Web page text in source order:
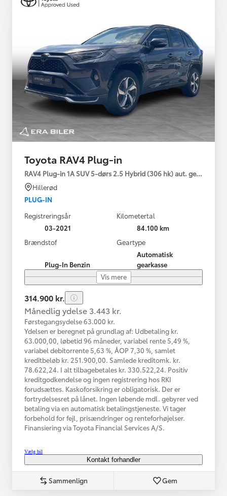
Toyota RAV4 Plug-in
RAV4 Plug-in 1A SUV 5-dørs 2.5 Hybrid (306 hk) aut. gear
Hillerød
PLUG-IN
Registreringsår
03-2021
Kilometertal
84.100 km
Brændstof
Plug-In Benzin
Geartype
Automatisk
gearkasse
Vis mere
314.900 kr.
Månedlig ydelse 3.443 kr.
Førstegangsydelse 63.000 kr.
Ydelsen er beregnet på grundlag af: Udbetaling kr.
63.000,00, løbetid 96 måneder, variabel rente 5,49 %,
variabel debitorrente 5,63 %, ÅOP 7,30 %, samlet
kreditbeløb kr. 251.900,00. Samlede kreditomk. kr.
78.622,24. I alt tilbagebetales kr. 330.522,24. Positiv
kreditgodkendelse og ingen registrering hos RKI
forudsættes. Kaskoforsikring er obligatorisk. Der er
fortrydelsesret på lånet. Ingen løbende mdl. gebyrer ved
betaling via en automatisk betalingstjeneste. Vi tager
forbehold for fejl, prisændringer og renteforhøjelser.
Finansiering via Toyota Financial Services A/S.
Vælg bil
Kontakt forhandler
Sammenlign Gem